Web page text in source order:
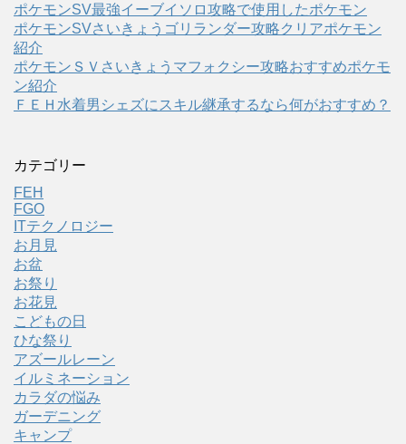
ポケモンSV最強イーブイソロ攻略で使用したポケモン
ポケモンSVさいきょうゴリランダー攻略クリアポケモン
紹介
ポケモンＳＶさいきょうマフォクシー攻略おすすめポケモ
ン紹介
ＦＥＨ水着男シェズにスキル継承するなら何がおすすめ？
カテゴリー
FEH
FGO
ITテクノロジー
お月見
お盆
お祭り
お花見
こどもの日
ひな祭り
アズールレーン
イルミネーション
カラダの悩み
ガーデニング
キャンプ